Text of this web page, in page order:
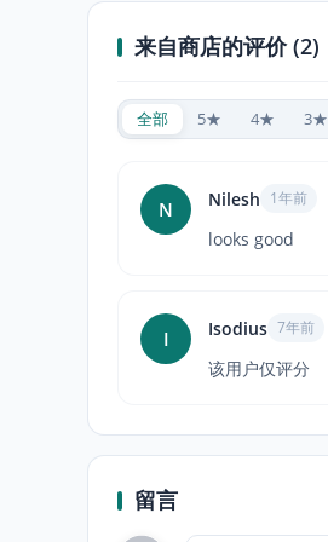
来自商店的评价 (2)
全部 5★ 4★ 3★
N Nilesh 1年前
looks good
I Isodius 7年前
该用户仅评分
留言